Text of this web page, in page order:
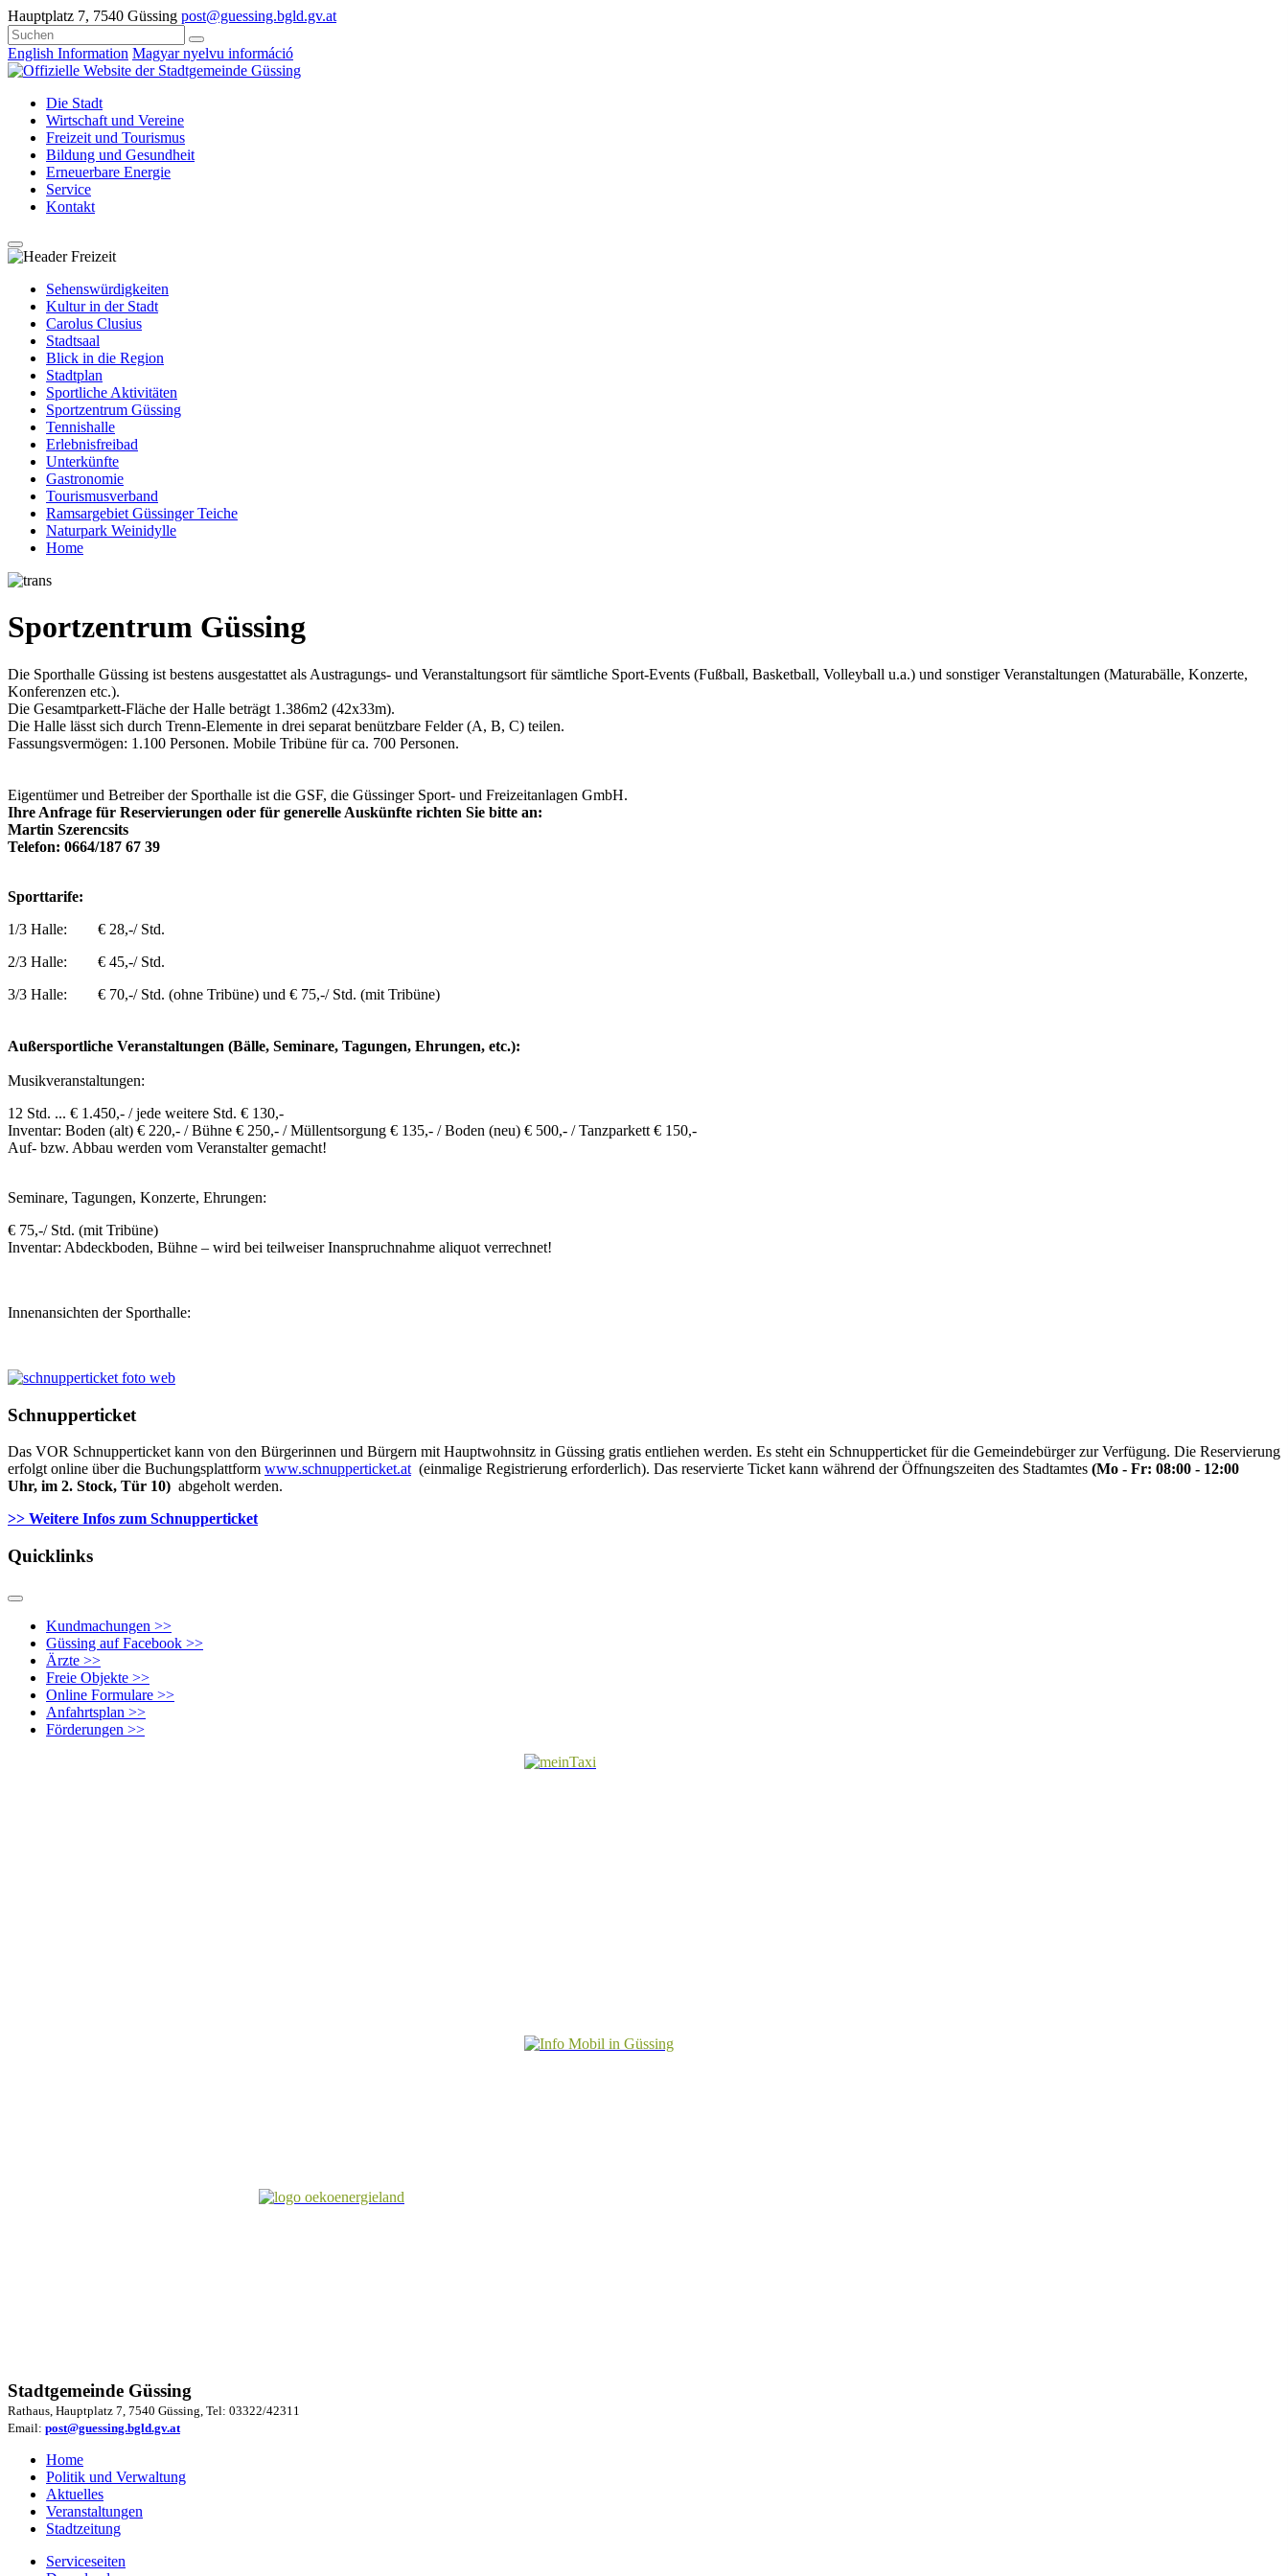
Hauptplatz 7, 7540 Güssing post@guessing.bgld.gv.at
English Information Magyar nyelvu információ
Die Stadt
Wirtschaft und Vereine
Freizeit und Tourismus
Bildung und Gesundheit
Erneuerbare Energie
Service
Kontakt
Sehenswürdigkeiten
Kultur in der Stadt
Carolus Clusius
Stadtsaal
Blick in die Region
Stadtplan
Sportliche Aktivitäten
Sportzentrum Güssing
Tennishalle
Erlebnisfreibad
Unterkünfte
Gastronomie
Tourismusverband
Ramsargebiet Güssinger Teiche
Naturpark Weinidylle
Home
Sportzentrum Güssing
Die Sporthalle Güssing ist bestens ausgestattet als Austragungs- und Veranstaltungsort für sämtliche Sport-Events (Fußball, Basketball, Volleyball u.a.) und sonstiger Veranstaltungen (Maturabälle, Konzerte,
Konferenzen etc.).
Die Gesamtparkett-Fläche der Halle beträgt 1.386m2 (42x33m).
Die Halle lässt sich durch Trenn-Elemente in drei separat benützbare Felder (A, B, C) teilen.
Fassungsvermögen: 1.100 Personen. Mobile Tribüne für ca. 700 Personen.
Eigentümer und Betreiber der Sporthalle ist die GSF, die Güssinger Sport- und Freizeitanlagen GmbH.
Ihre Anfrage für Reservierungen oder für generelle Auskünfte richten Sie bitte an:
Martin Szerencsits
Telefon: 0664/187 67 39
Sporttarife:
1/3 Halle: € 28,-/ Std.
2/3 Halle: € 45,-/ Std.
3/3 Halle: € 70,-/ Std. (ohne Tribüne) und € 75,-/ Std. (mit Tribüne)
Außersportliche Veranstaltungen (Bälle, Seminare, Tagungen, Ehrungen, etc.):
Musikveranstaltungen:
12 Std. ... € 1.450,- / jede weitere Std. € 130,-
Inventar: Boden (alt) € 220,- / Bühne € 250,- / Müllentsorgung € 135,- / Boden (neu) € 500,- / Tanzparkett € 150,-
Auf- bzw. Abbau werden vom Veranstalter gemacht!
Seminare, Tagungen, Konzerte, Ehrungen:
€ 75,-/ Std. (mit Tribüne)
Inventar: Abdeckboden, Bühne – wird bei teilweiser Inanspruchnahme aliquot verrechnet!
Innenansichten der Sporthalle:
Schnupperticket
Das VOR Schnupperticket kann von den Bürgerinnen und Bürgern mit Hauptwohnsitz in Güssing gratis entliehen werden. Es steht ein Schnupperticket für die Gemeindebürger zur Verfügung. Die Reservierung
erfolgt online über die Buchungsplattform www.schnupperticket.at (einmalige Registrierung erforderlich). Das reservierte Ticket kann während der Öffnungszeiten des Stadtamtes (Mo - Fr: 08:00 - 12:00
Uhr, im 2. Stock, Tür 10) abgeholt werden.
>> Weitere Infos zum Schnupperticket
Quicklinks
Kundmachungen >>
Güssing auf Facebook >>
Ärzte >>
Freie Objekte >>
Online Formulare >>
Anfahrtsplan >>
Förderungen >>
Stadtgemeinde Güssing
Rathaus, Hauptplatz 7, 7540 Güssing, Tel: 03322/42311
Email: post@guessing.bgld.gv.at
Home
Politik und Verwaltung
Aktuelles
Veranstaltungen
Stadtzeitung
Serviceseiten